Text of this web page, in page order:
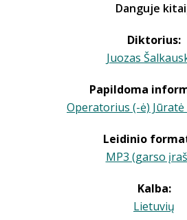
Danguje
Diktorius:
Juozas
Papildoma
Operatorius (-ė)
Leidinio
MP3 (garso
Kalba:
Lietuvių